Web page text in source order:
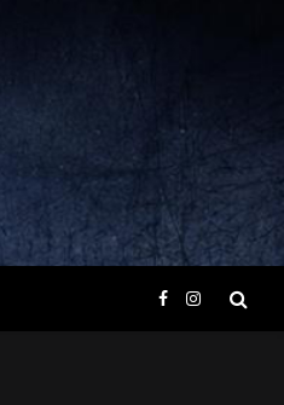
Facebook
Instagram